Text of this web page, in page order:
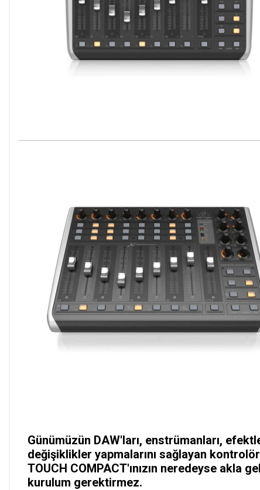
Günümüzün DAW'ları, enstrümanları,
değişiklikler yapmalarını sağlayan
TOUCH COMPACT'ınızın neredeyse akla
kurulum gerektirmez.